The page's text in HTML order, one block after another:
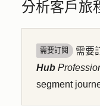
分析客戶旅
需要訂閱 需要
Hub
segment